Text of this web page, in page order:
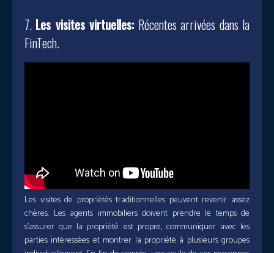
7. Les visites virtuelles: Récentes arrivées dans la
FinTech.
Les visites de propriétés traditionnelles peuvent revenir assez
chères. Les agents immobiliers doivent prendre le temps de
s’assurer que la propriété est propre, communiquer avec les
parties intéressées et montrer la propriété à plusieurs groupes